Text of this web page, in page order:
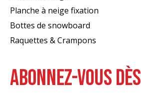
Planche à neige fixation
Bottes de snowboard
Raquettes & Crampons
ABONNEZ-VOUS DÈS